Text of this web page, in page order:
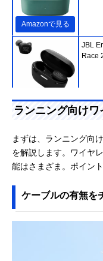
Amazonで見る
Amazonで見る
JBL
Race
K20i
ランニング向け
まずは、ランニング向
を解説します。ワイヤ
能はさまざま。ポイン
ケーブルの有無を